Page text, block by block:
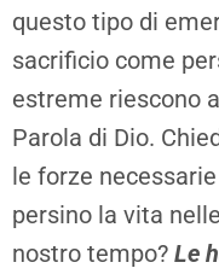
questo tipo di
sacrificio come
estreme riescono
Parola di Dio.
le forze
persino la vita
nostro tempo? Le